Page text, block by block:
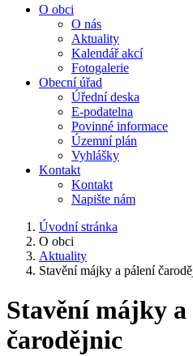
O obci
O nás
Aktuality
Kalendář akcí
Fotogalerie
Obecní úřad
Úřední deska
E-podatelna
Povinné informace
Územní plán
Vyhlášky
Kontakt
Kontakt
Napište nám
Úvodní stránka
O obci
Aktuality
Stavění májky a pálení
Stavění májky
čarodějnic